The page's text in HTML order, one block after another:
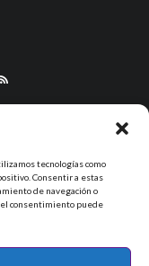
tecnologías como
Consentir a estas
de navegación o
consentimiento puede